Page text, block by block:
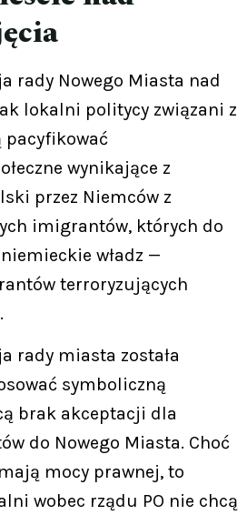
rady Nowego Miasta nad
lokalni politycy związani z
pacyfikować
wynikające z
przez Niemców z
imigrantów, których do
władz —
terroryzujących
rady miasta została
symboliczną
brak akceptacji dla
do Nowego Miasta. Choć
mocy prawnej, to
wobec rządu PO nie chcą